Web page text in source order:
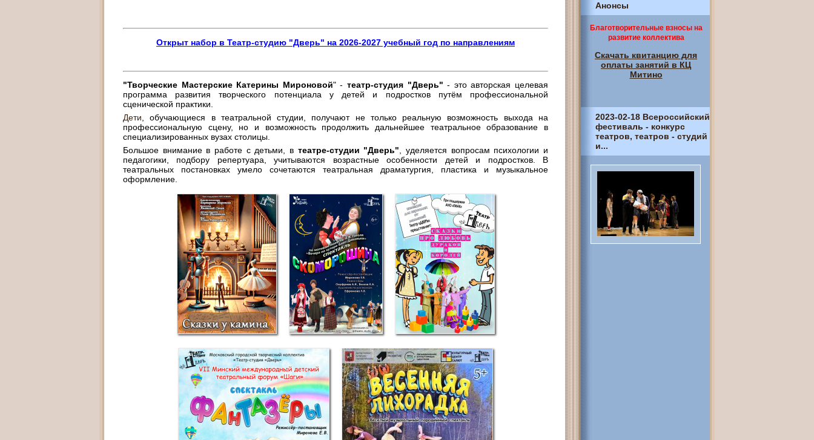
Открыт набор в Театр-студию "Дверь" на 2026-2027 учебный год по направлениям
"Творческие Мастерские Катерины Мироновой" -театр-студия "Дверь" - это авторская целевая
программа развития творческого потенциала у детей и подростков путём профессиональной
сценической практики.
Дети , обучающиеся в театральной студии, получают не только реальную возможность выхода на
профессиональную сцену, но и возможность продолжить дальнейшее театральное образование в
специализированных вузах столицы.
Большое внимание в работе с детьми, в театре-студии "Дверь" , уделяется вопросам психологии и
педагогики, подбору репертуара, учитываются возрастные особенности детей и подростков. В
театральных постановках умело сочетаются театральная драматургия, пластика и музыкальное
оформление.
Анонсы
Благотворительные взносы на
развитие коллектива
Скачать квитанцию для
оплаты занятий в КЦ
Митино
2023-02-18 Всероссийский
фестиваль - конкурс
театров, театров - студий
и...